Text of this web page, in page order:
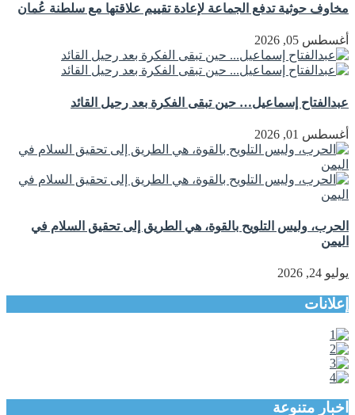
مخاوف حوثية تدفع الجماعة لإعادة تقييم علاقتها مع سلطنة عُمان
أغسطس 05, 2026
عبدالفتاح إسماعيل… حين تبقى الفكرة بعد رحيل القائد
أغسطس 01, 2026
الحرب، وليس التلويح بالقوة، هي الطريق إلى تحقيق السلام في
اليمن
يوليو 24, 2026
إعلانات
اخبار متنوعة